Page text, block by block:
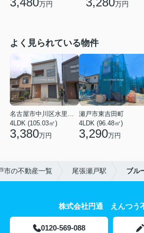
万円 万円
よく見られている物件
名古屋市中川区水里５丁目
4LDK (105.03㎡)
3,380万円
瀬戸市東吉田町
4LDK (96.48㎡)
3,290万円
市の不動産一覧 尾張瀬戸駅 ブル
株式会社円通 えんつう
0120-569-088